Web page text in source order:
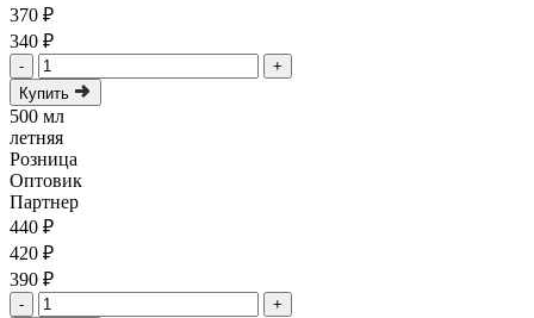
370 ₽
340 ₽
-
+
Купить
500 мл
летняя
Розница
Оптовик
Партнер
440 ₽
420 ₽
390 ₽
-
+